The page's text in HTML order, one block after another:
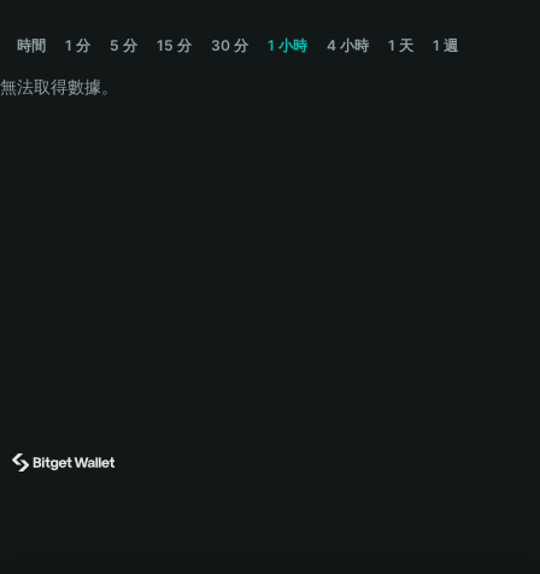
時間 1 分 5 分 15 分 30 分 1 小時 4 小時 1 天 1 週
無法取得數據。